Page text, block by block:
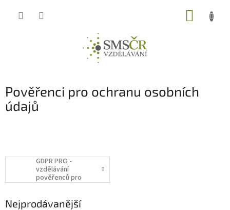
Pověřenci pro ochranu osobních
údajů
GDPR PRO -
vzdělávání
pověřenců pro
ochranu osobních
Nejprodávanější